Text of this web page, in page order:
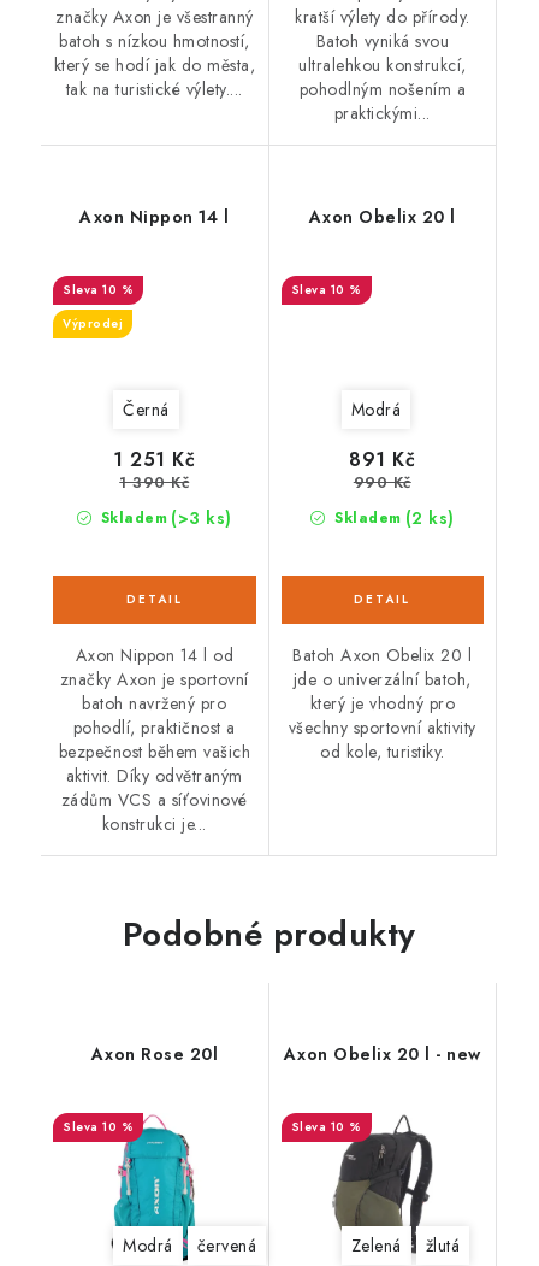
značky Axon je všestranný
batoh s nízkou hmotností,
který se hodí jak do města,
tak na turistické výlety....
kratší výlety do přírody.
Batoh vyniká svou
ultralehkou konstrukcí,
pohodlným nošením a
praktickými...
Axon Nippon 14 l
10 %
Výprodej
Černá
Skladem (>3 ks)
1 251 Kč
1 390 Kč
Axon Nippon 14 l od
značky Axon je sportovní
batoh navržený pro
pohodlí, praktičnost a
bezpečnost během vašich
aktivit. Díky odvětraným
zádům VCS a síťovinové
konstrukci je...
Axon Obelix 20 l
10 %
Modrá
Skladem (2 ks)
891 Kč
990 Kč
Batoh Axon Obelix 20 l
jde o univerzální batoh,
který je vhodný pro
všechny sportovní aktivity
od kole, turistiky.
Podobné produkty
Axon Rose 20l
10 %
Modrá červená
Axon Obelix 20 l - new
10 %
Zelená žlutá